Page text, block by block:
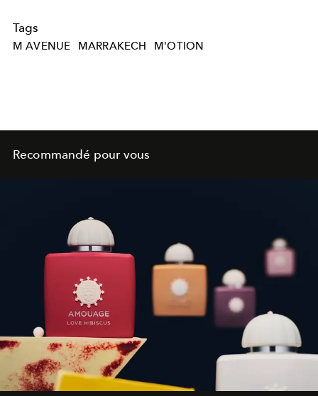
Tags
M AVENUE MARRAKECH M'OTION
Recommandé pour vous